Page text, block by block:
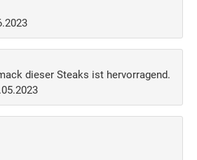
dieser Steaks ist hervorragend.